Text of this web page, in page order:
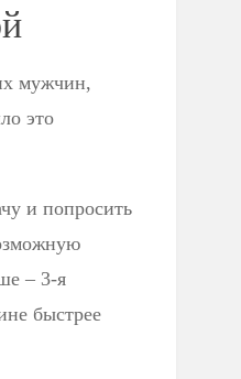
мужчин,
это
и попросить
– 3-я
быстрее